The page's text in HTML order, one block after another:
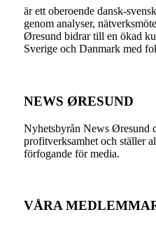
är ett oberoende dansk-
genom analyser,
Øresund bidrar till en ökad
Sverige och Danmark med
NEWS ØRESUND
Nyhetsbyrån News Øresund
profitverksamhet och ställer
förfogande för media.
VÅRA